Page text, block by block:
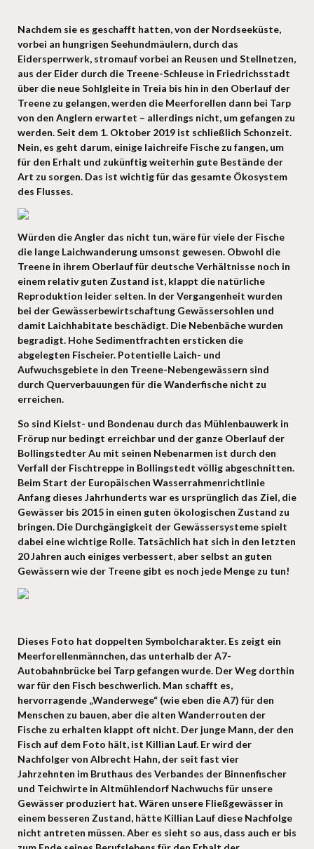
Nachdem sie es geschafft hatten, von der Nordseeküste,
vorbei an hungrigen Seehundmäulern, durch das
Eidersperrwerk, stromauf vorbei an Reusen und Stellnetzen,
aus der Eider durch die Treene-Schleuse in Friedrichsstadt
über die neue Sohlgleite in Treia bis hin in den Oberlauf der
Treene zu gelangen, werden die Meerforellen dann bei Tarp
von den Anglern erwartet – allerdings nicht, um gefangen zu
werden. Seit dem 1. Oktober 2019 ist schließlich Schonzeit.
Nein, es geht darum, einige laichreife Fische zu fangen, um
für den Erhalt und zukünftig weiterhin gute Bestände der
Art zu sorgen. Das ist wichtig für das gesamte Ökosystem
des Flusses.
Würden die Angler das nicht tun, wäre für viele der Fische
die lange Laichwanderung umsonst gewesen. Obwohl die
Treene in ihrem Oberlauf für deutsche Verhältnisse noch in
einem relativ guten Zustand ist, klappt die natürliche
Reproduktion leider selten. In der Vergangenheit wurden
bei der Gewässerbewirtschaftung Gewässersohlen und
damit Laichhabitate beschädigt. Die Nebenbäche wurden
begradigt. Hohe Sedimentfrachten ersticken die
abgelegten Fischeier. Potentielle Laich- und
Aufwuchsgebiete in den Treene-Nebengewässern sind
durch Querverbauungen für die Wanderfische nicht zu
erreichen.
So sind Kielst- und Bondenau durch das Mühlenbauwerk in
Frörup nur bedingt erreichbar und der ganze Oberlauf der
Bollingstedter Au mit seinen Nebenarmen ist durch den
Verfall der Fischtreppe in Bollingstedt völlig abgeschnitten.
Beim Start der Europäischen Wasserrahmenrichtlinie
Anfang dieses Jahrhunderts war es ursprünglich das Ziel, die
Gewässer bis 2015 in einen guten ökologischen Zustand zu
bringen. Die Durchgängigkeit der Gewässersysteme spielt
dabei eine wichtige Rolle. Tatsächlich hat sich in den letzten
20 Jahren auch einiges verbessert, aber selbst an guten
Gewässern wie der Treene gibt es noch jede Menge zu tun!
Dieses Foto hat doppelten Symbolcharakter. Es zeigt ein
Meerforellenmännchen, das unterhalb der A7-
Autobahnbrücke bei Tarp gefangen wurde. Der Weg dorthin
war für den Fisch beschwerlich. Man schafft es,
hervorragende „Wanderwege“ (wie eben die A7) für den
Menschen zu bauen, aber die alten Wanderrouten der
Fische zu erhalten klappt oft nicht. Der junge Mann, der den
Fisch auf dem Foto hält, ist Killian Lauf. Er wird der
Nachfolger von Albrecht Hahn, der seit fast vier
Jahrzehnten im Bruthaus des Verbandes der Binnenfischer
und Teichwirte in Altmühlendorf Nachwuchs für unsere
Gewässer produziert hat. Wären unsere Fließgewässer in
einem besseren Zustand, hätte Killian Lauf diese Nachfolge
nicht antreten müssen. Aber es sieht so aus, dass auch er bis